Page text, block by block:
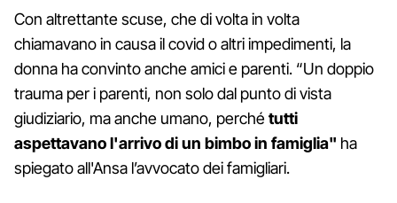
Con altrettante scuse, che di volta in volta
chiamavano in causa il covid o altri impedimenti, la
donna ha convinto anche amici e parenti. “Un doppio
trauma per i parenti, non solo dal punto di vista
giudiziario, ma anche umano, perchétutti
aspettavano l'arrivo di un bimbo in famiglia" ha
spiegato all'Ansa l’avvocato dei famigliari.